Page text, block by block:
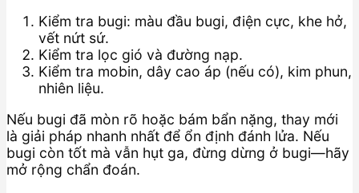
Kiểm tra bugi: màu đầu bugi, điện cực, khe hở,
vết nứt sứ.
Kiểm tra lọc gió và đường nạp.
Kiểm tra mobin, dây cao áp (nếu có), kim phun,
nhiên liệu.
Nếu bugi đã mòn rõ hoặc bám bẩn nặng, thay mới
là giải pháp nhanh nhất để ổn định đánh lửa. Nếu
bugi còn tốt mà vẫn hụt ga, đừng dừng ở bugi—hãy
mở rộng chẩn đoán.